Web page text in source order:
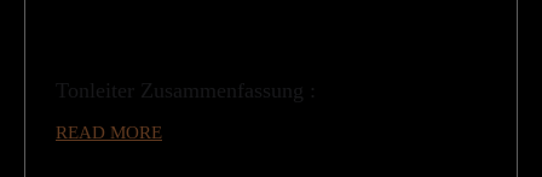
Tonleiter Zusammenfassung :
READ MORE